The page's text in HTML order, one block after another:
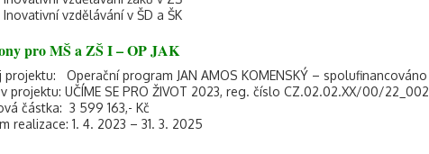
Inovativní vzdělávání v ŠD a ŠK
pro MŠ a ZŠ I – OP JAK
projektu: Operační program JAN AMOS KOMENSKÝ – spolufinancováno
projektu: UČÍME SE PRO ŽIVOT 2023, reg. číslo CZ.02.02.XX/00/
částka: 3 599 163,- Kč
realizace: 1. 4. 2023 – 31. 3. 2025